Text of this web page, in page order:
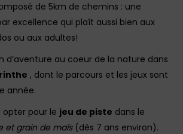
de 5km de chemins : une
excellence qui plaît aussi bien aux
ou aux adultes!
d’aventure au coeur de la nature dans
, dont le parcours et les jeux sont
année.
opter pour le jeu de piste dans le
et grain de maïs(dès 7 ans environ).